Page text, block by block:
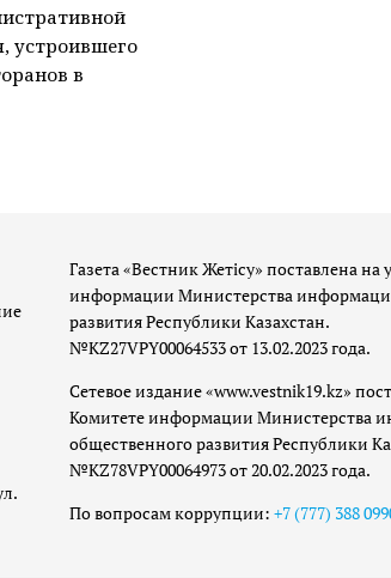
устроившего
в
Газета «Вестник Жетісу» поставлена на
информации Министерства
развития Республики Казахстан.
№KZ27VPY00064533 от 13.02.2023 года.
Сетевое издание «www.vestnik19.kz»
Комитете информации Министерства
общественного развития Республики
№KZ78VPY00064973 от 20.02.2023 года.
По вопросам коррупции: +7 (777) 388